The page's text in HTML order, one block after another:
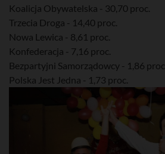
Koalicja Obywatelska - 30,70 proc.
Trzecia Droga - 14,40 proc.
Nowa Lewica - 8,61 proc.
Konfederacja - 7,16 proc.
Bezpartyjni Samorządowcy - 1,86 proc.
Polska Jest Jedna - 1,73 proc.